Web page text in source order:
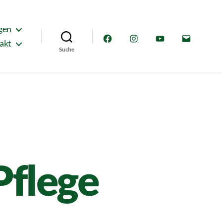
Suche
FacebookInstagramYouTube
E-